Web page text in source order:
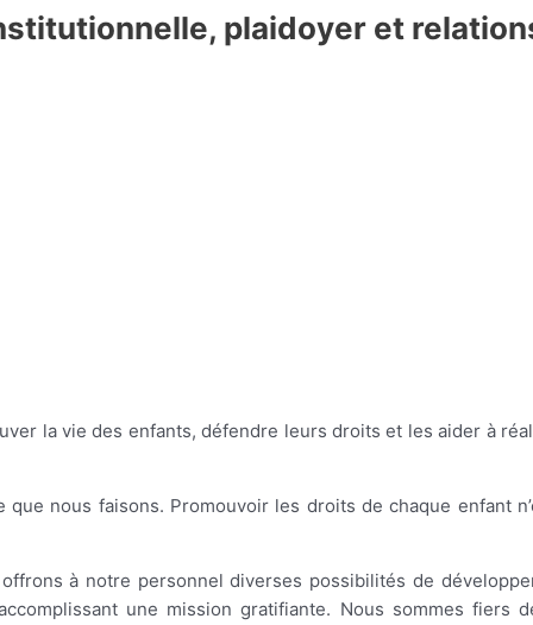
plaidoyer et
la vie des enfants, défendre leurs droits et les aider à
que nous faisons. Promouvoir les droits de chaque enfant
à notre personnel diverses possibilités de
une mission gratifiante. Nous sommes fiers